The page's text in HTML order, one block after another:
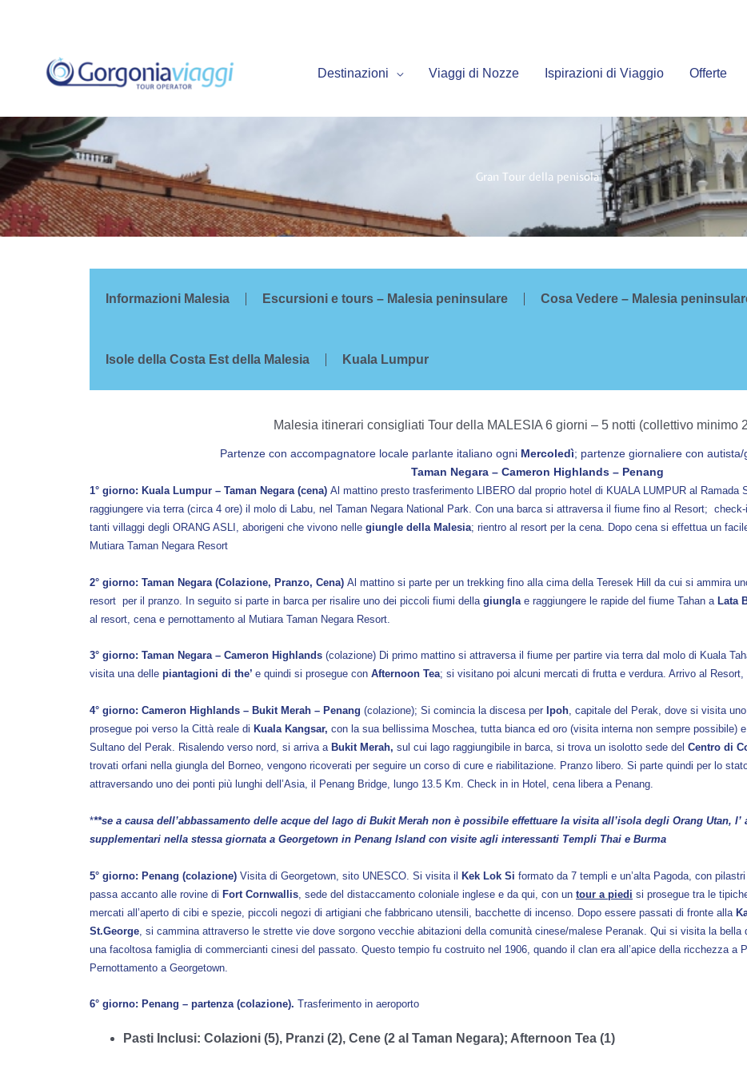
Destinazioni Viaggi di Nozze Ispirazioni di Viaggio Offerte
Gran Tour della penisola
Informazioni Malesia Escursioni e tours – Malesia peninsulare Cosa Vedere – Malesia
Isole della Costa Est della Malesia Kuala Lumpur
Malesia itinerari consigliati Tour della MALESIA 6 giorni – 5 notti (collettivo minimo
Partenze con accompagnatore locale parlante italiano ogni Mercoledì; partenze giornaliere con
Taman Negara – Cameron Highlands – Penang
1° giorno: Kuala Lumpur – Taman Negara (cena) Al mattino presto trasferimento LIBERO dal proprio hotel di KUALA LUMPUR al Ramada
raggiungere via terra (circa 4 ore) il molo di Labu, nel Taman Negara National Park. Con una barca si attraversa il fiume fino al Resort;
tanti villaggi degli ORANG ASLI, aborigeni che vivono nelle giungle della Malesia; rientro al resort per la cena. Dopo cena si effettua un
Mutiara Taman Negara Resort
2° giorno: Taman Negara (Colazione, Pranzo, Cena) Al mattino si parte per un trekking fino alla cima della Teresek Hill da cui si ammira
resort per il pranzo. In seguito si parte in barca per risalire uno dei piccoli fiumi della giungla e raggiungere le rapide del fiume Tahan a Lata
al resort, cena e pernottamento al Mutiara Taman Negara Resort.
3° giorno: Taman Negara – Cameron Highlands (colazione) Di primo mattino si attraversa il fiume per partire via terra dal molo di Kuala
visita una delle piantagioni di the’ e quindi si prosegue con Afternoon Tea; si visitano poi alcuni mercati di frutta e verdura. Arrivo al
4° giorno: Cameron Highlands – Bukit Merah – Penang (colazione); Si comincia la discesa per Ipoh, capitale del Perak, dove si visita
prosegue poi verso la Città reale di Kuala Kangsar, con la sua bellissima Moschea, tutta bianca ed oro (visita interna non sempre possibile)
Sultano del Perak. Risalendo verso nord, si arriva a Bukit Merah, sul cui lago raggiungibile in barca, si trova un isolotto sede del Centro di
trovati orfani nella giungla del Borneo, vengono ricoverati per seguire un corso di cure e riabilitazione. Pranzo libero. Si parte quindi per lo
attraversando uno dei ponti più lunghi dell’Asia, il Penang Bridge, lungo 13.5 Km. Check in in Hotel, cena libera a Penang.
***se a causa dell’abbassamento delle acque del lago di Bukit Merah non è possibile effettuare la visita all’isola degli Orang Utan, l’
supplementari nella stessa giornata a Georgetown in Penang Island con visite agli interessanti Templi Thai e Burma
5° giorno: Penang (colazione) Visita di Georgetown, sito UNESCO. Si visita il Kek Lok Si formato da 7 templi e un’alta Pagoda, con
passa accanto alle rovine di Fort Cornwallis , sede del distaccamento coloniale inglese e da qui, con un tour a piedi si prosegue tra le
mercati all’aperto di cibi e spezie, piccoli negozi di artigiani che fabbricano utensili, bacchette di incenso. Dopo essere passati di fronte alla
St.George , si cammina attraverso le strette vie dove sorgono vecchie abitazioni della comunità cinese/malese Peranak. Qui si visita la bella
una facoltosa famiglia di commercianti cinesi del passato. Questo tempio fu costruito nel 1906, quando il clan era all’apice della ricchezza a
Pernottamento a Georgetown.
6° giorno: Penang – partenza (colazione). Trasferimento in aeroporto
Pasti Inclusi: Colazioni (5), Pranzi (2), Cene (2 al Taman Negara); Afternoon Tea (1)